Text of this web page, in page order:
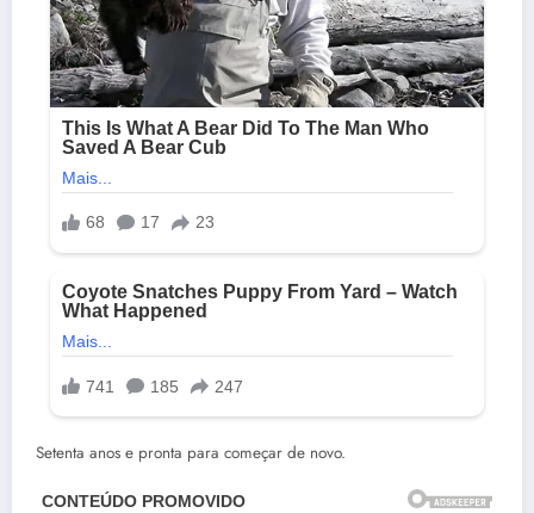
Setenta anos e pronta para começar de novo.